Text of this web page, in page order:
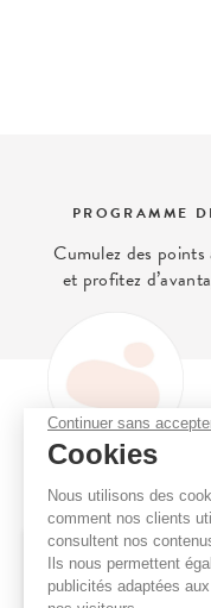
Continuer sans
Cookies
Nous utilisons des
comment nos clients
consultent nos
Ils nous permettent
publicités adaptées
LE CABAS DE
PROGRAMME
Cumulez des
et profitez
de la beauté
soin de vous et de